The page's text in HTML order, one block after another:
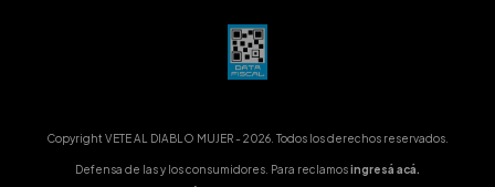
Copyright VETE AL DIABLO MUJER - 2026. Todos los derechos reservados.
Defensa de las y los consumidores. Para reclamosingresá acá.